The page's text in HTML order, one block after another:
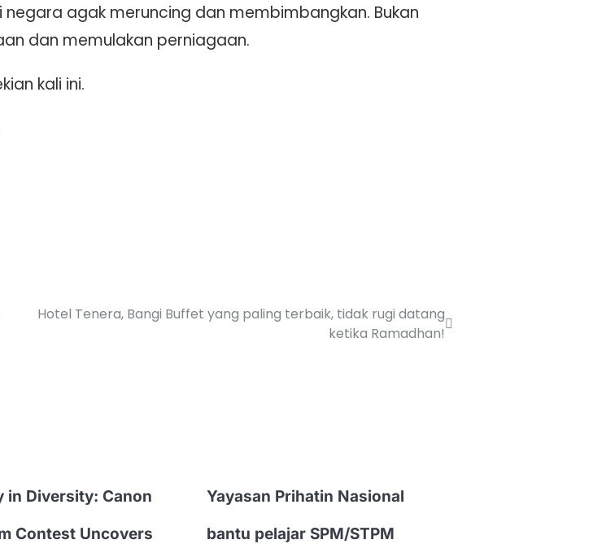
agak meruncing dan membimbangkan. Bukan
dan memulakan perniagaan.
kali ini.
Hotel Tenera, Bangi Buffet yang paling terbaik, tidak rugi datang
ketika Ramadhan!
in Diversity: Canon
Contest Uncovers
Yayasan Prihatin Nasional
bantu pelajar SPM/STPM